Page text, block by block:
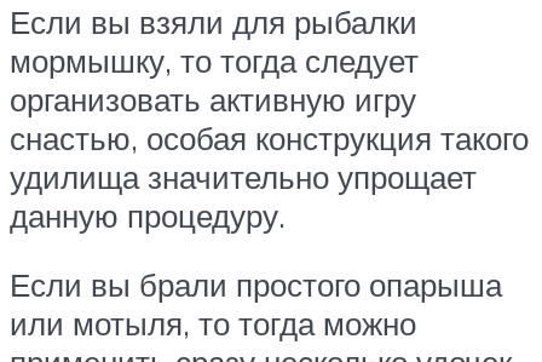
Если вы взяли для рыбалки
мормышку, то тогда следует
организовать активную игру
снастью, особая конструкция такого
удилища значительно упрощает
данную процедуру.
Если вы брали простого опарыша
или мотыля, то тогда можно